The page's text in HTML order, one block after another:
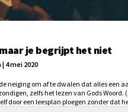
je begrijpt het niet
4 mei 2020
de neiging om af te dwalen dat alles een
zelfs het lezen van Gods Woord.
door een leesplan ploegen zonder dat